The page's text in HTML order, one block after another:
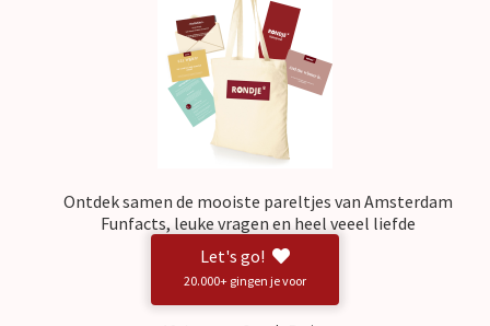
Ontdek samen de mooiste pareltjes van Amsterdam
Funfacts, leuke vragen en heel veeel liefde
Let's go!
20.000+ gingen je voor